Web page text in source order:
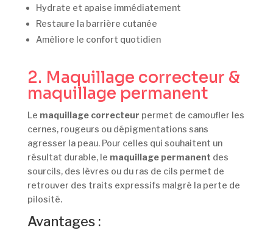
Hydrate et apaise immédiatement
Restaure la barrière cutanée
Améliore le confort quotidien
2. Maquillage correcteur &
maquillage permanent
Le maquillage correcteur permet de camoufler les
cernes, rougeurs ou dépigmentations sans
agresser la peau. Pour celles qui souhaitent un
résultat durable, le maquillage permanent des
sourcils, des lèvres ou du ras de cils permet de
retrouver des traits expressifs malgré la perte de
pilosité.
Avantages :